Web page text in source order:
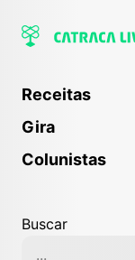
Receitas
Gira
Colunistas
Buscar